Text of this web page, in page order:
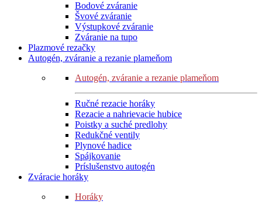
Bodové zváranie
Švové zváranie
Výstupkové zváranie
Zváranie na tupo
Plazmové rezačky
Autogén, zváranie a rezanie plameňom
Autogén, zváranie a rezanie plameňom
Ručné rezacie horáky
Rezacie a nahrievacie hubice
Poistky a suché predlohy
Redukčné ventily
Plynové hadice
Spájkovanie
Príslušenstvo autogén
Zváracie horáky
Horáky